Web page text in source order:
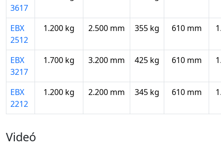
3617
EBX
2512
1.200 kg 2.500 mm 355 kg 610 mm
EBX
3217
1.700 kg 3.200 mm 425 kg 610 mm
EBX
2212
1.200 kg 2.200 mm 345 kg 610 mm
Videó